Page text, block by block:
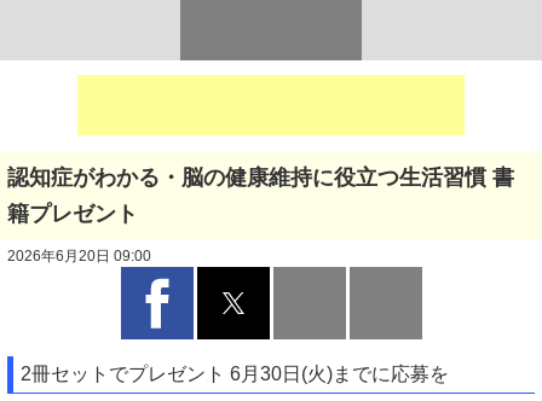
認知症がわかる・脳の健康維持に役立つ生活習慣 書
籍プレゼント
2026年6月20日 09:00
2冊セットでプレゼント 6月30日(火)までに応募を